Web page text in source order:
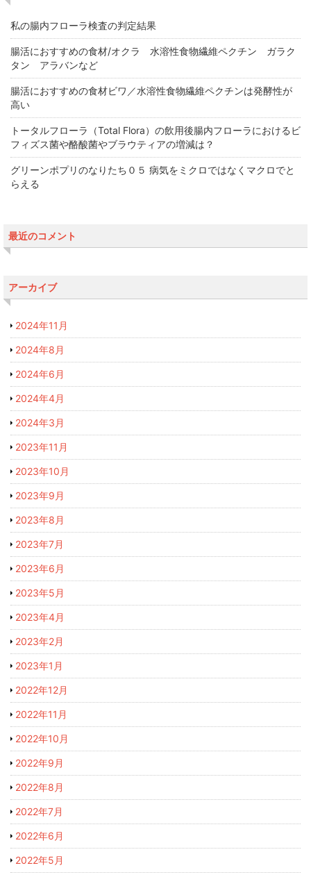
私の腸内フローラ検査の判定結果
腸活におすすめの食材/オクラ 水溶性食物繊維ペクチン ガラク
タン アラバンなど
腸活におすすめの食材ビワ／水溶性食物繊維ペクチンは発酵性が
高い
トータルフローラ（Total Flora）の飲用後腸内フローラにおけるビ
フィズス菌や酪酸菌やブラウティアの増減は？
グリーンポプリのなりたち０５ 病気をミクロではなくマクロでと
らえる
最近のコメント
アーカイブ
2024年11月
2024年8月
2024年6月
2024年4月
2024年3月
2023年11月
2023年10月
2023年9月
2023年8月
2023年7月
2023年6月
2023年5月
2023年4月
2023年2月
2023年1月
2022年12月
2022年11月
2022年10月
2022年9月
2022年8月
2022年7月
2022年6月
2022年5月